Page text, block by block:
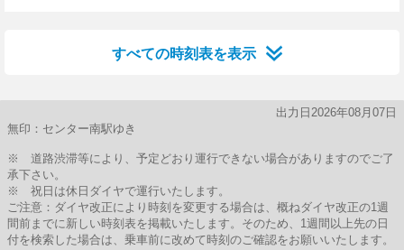
すべての時刻表を表示
出力日2026年08月07日
無印：センター南駅ゆき
※ 道路渋滞等により、予定どおり運行できない場合がありますのでご了
承下さい。
※ 祝日は休日ダイヤで運行いたします。
ご注意：ダイヤ改正により時刻を変更する場合は、概ねダイヤ改正の1週
間前までに新しい時刻表を掲載いたします。そのため、1週間以上先の日
付を検索した場合は、乗車前に改めて時刻のご確認をお願いいたします。